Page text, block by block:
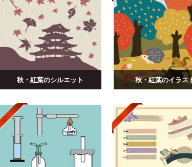
秋・紅葉のシルエット 秋・紅葉のイラス